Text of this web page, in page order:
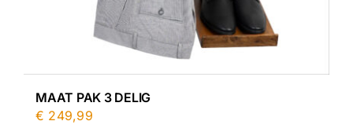
MAAT PAK 3 DELIG
€ 249,99